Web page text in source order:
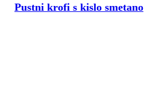
Pustni krofi s kislo smetano